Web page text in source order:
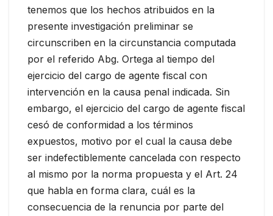
tenemos que los hechos atribuidos en la
presente investigación preliminar se
circunscriben en la circunstancia computada
por el referido Abg. Ortega al tiempo del
ejercicio del cargo de agente fiscal con
intervención en la causa penal indicada. Sin
embargo, el ejercicio del cargo de agente fiscal
cesó de conformidad a los términos
expuestos, motivo por el cual la causa debe
ser indefectiblemente cancelada con respecto
al mismo por la norma propuesta y el Art. 24
que habla en forma clara, cuál es la
consecuencia de la renuncia por parte del